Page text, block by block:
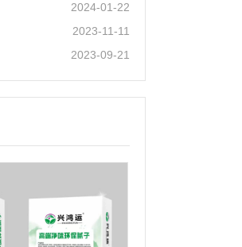
2024-01-22
2023-11-11
2023-09-21